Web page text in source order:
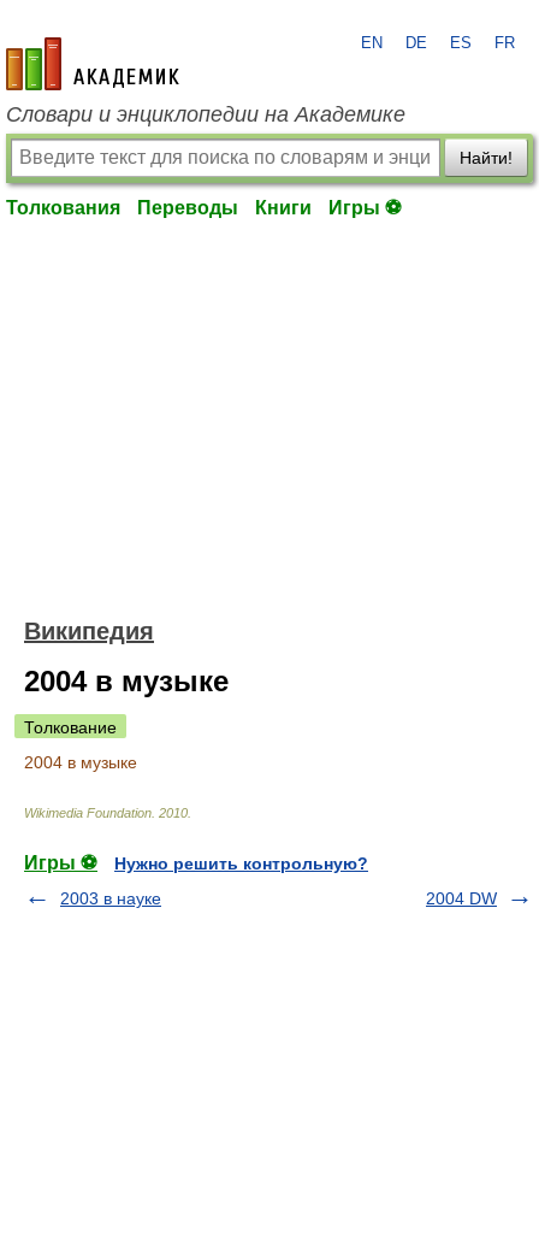
academic.ru
EN DE ES FR
Словари и энциклопедии на Академике
Найти!
Толкования Переводы Книги Игры ⚽
Википедия
2004 в музыке
Толкование
2004 в музыке
Wikimedia Foundation 2010
Игры ⚽
Нужно решить контрольную?
2003 в науке
2004 DW